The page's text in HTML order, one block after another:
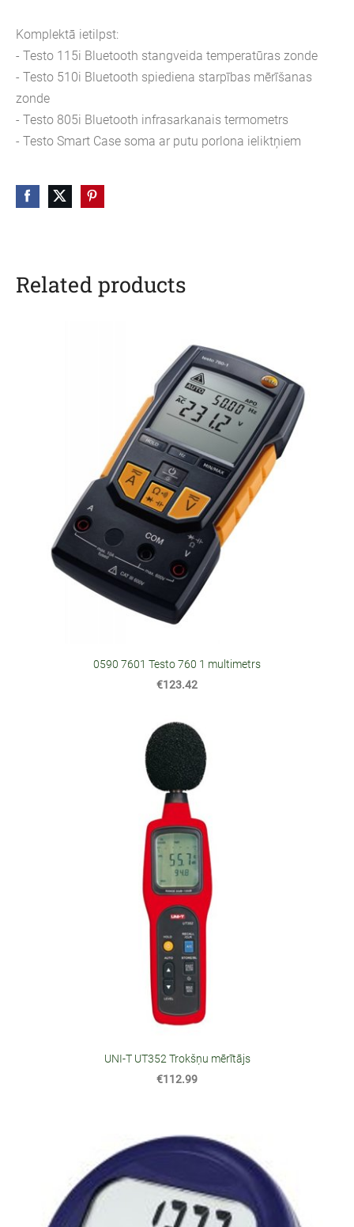
Komplektā ietilpst:
- Testo 115i Bluetooth stangveida temperatūras zonde
- Testo 510i Bluetooth spiediena starpības mērīšanas
zonde
- Testo 805i Bluetooth infrasarkanais termometrs
- Testo Smart Case soma ar putu porlona ieliktņiem
Related products
0590 7601 Testo 760 1 multimetrs
€123.42
UNI-T UT352 Trokšņu mērītājs
€112.99